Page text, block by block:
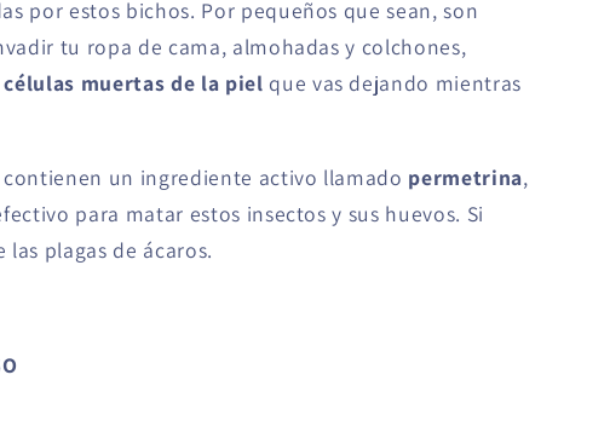
por estos bichos. Por pequeños que sean, son
tu ropa de cama, almohadas y colchones,
células muertas de la piel que vas dejando mientras
contienen un ingrediente activo llamado permetrina,
para matar estos insectos y sus huevos. Si
plagas de ácaros.